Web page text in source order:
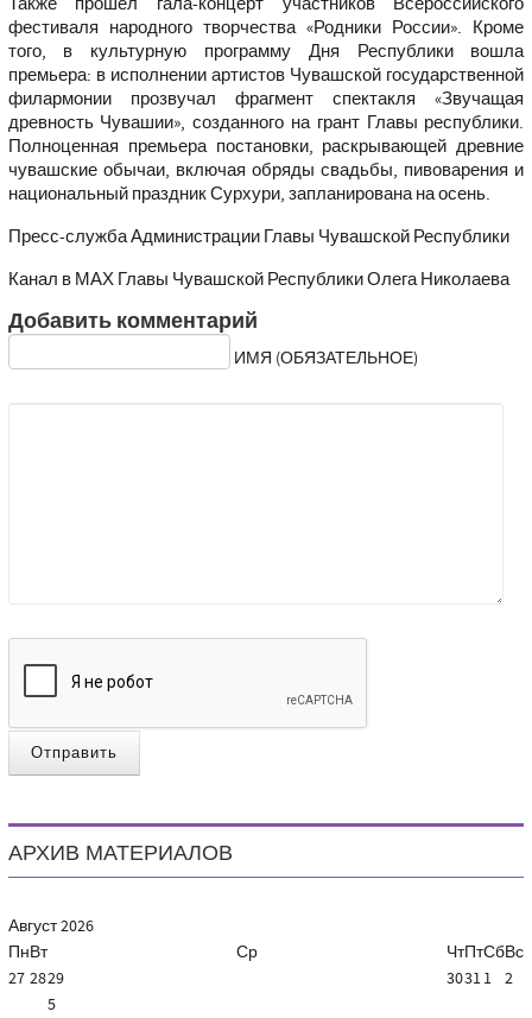
фестиваля народного творчества «Родники России». Кроме
того, в культурную программу Дня Республики вошла
премьера: в исполнении артистов Чувашской государственной
филармонии прозвучал фрагмент спектакля «Звучащая
древность Чувашии», созданного на грант Главы республики.
Полноценная премьера постановки, раскрывающей древние
чувашские обычаи, включая обряды свадьбы, пивоварения и
национальный праздник Сурхури, запланирована на осень.
Пресс-служба Администрации Главы Чувашской Республики
Канал в МАХ Главы Чувашской Республики Олега Николаева
Добавить комментарий
ИМЯ (ОБЯЗАТЕЛЬНОЕ)
Отправить
АРХИВ МАТЕРИАЛОВ
Август2026
ПнВт Ср ЧтПтСбВс
27 2829 30311 2
5